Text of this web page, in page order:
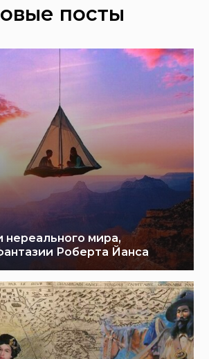
посты
мира,
Роберта Йанса